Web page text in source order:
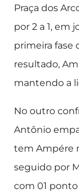
Praça dos
por 2 a 1, em
primeira fase
resultado,
mantendo a
No outro
Antônio
tem Ampére
seguido por
com 01